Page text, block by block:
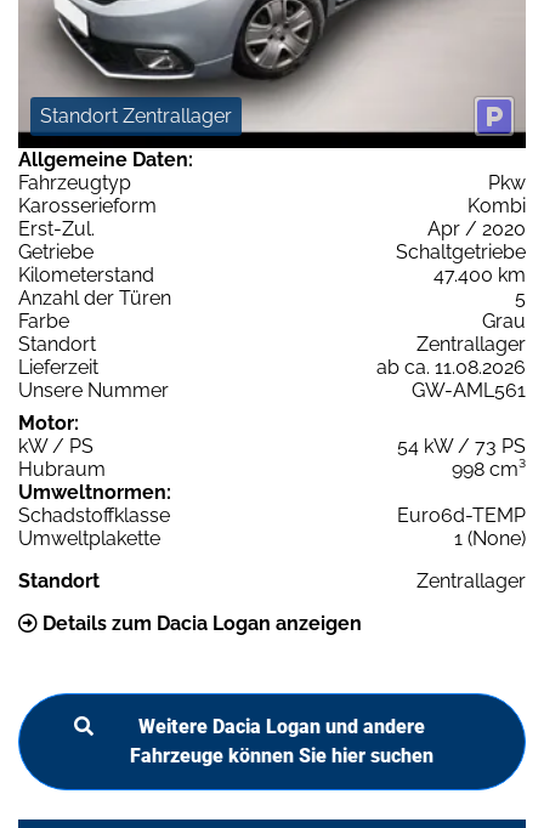
Standort Zentrallager
Allgemeine Daten:
Fahrzeugtyp
Pkw
Karosserieform
Kombi
Erst-Zul.
Apr / 2020
Getriebe
Schaltgetriebe
Kilometerstand
47.400 km
Anzahl der Türen
5
Farbe
Grau
Standort
Zentrallager
Lieferzeit
ab ca. 11.08.2026
Unsere Nummer
GW-AML561
Motor:
kW / PS
54 kW / 73 PS
Hubraum
998 cm³
Umweltnormen:
Schadstoffklasse
Euro6d-TEMP
Umweltplakette
1 (None)
Standort
Zentrallager
Details zum Dacia Logan anzeigen
Weitere Dacia Logan und andere
Fahrzeuge können Sie hier suchen